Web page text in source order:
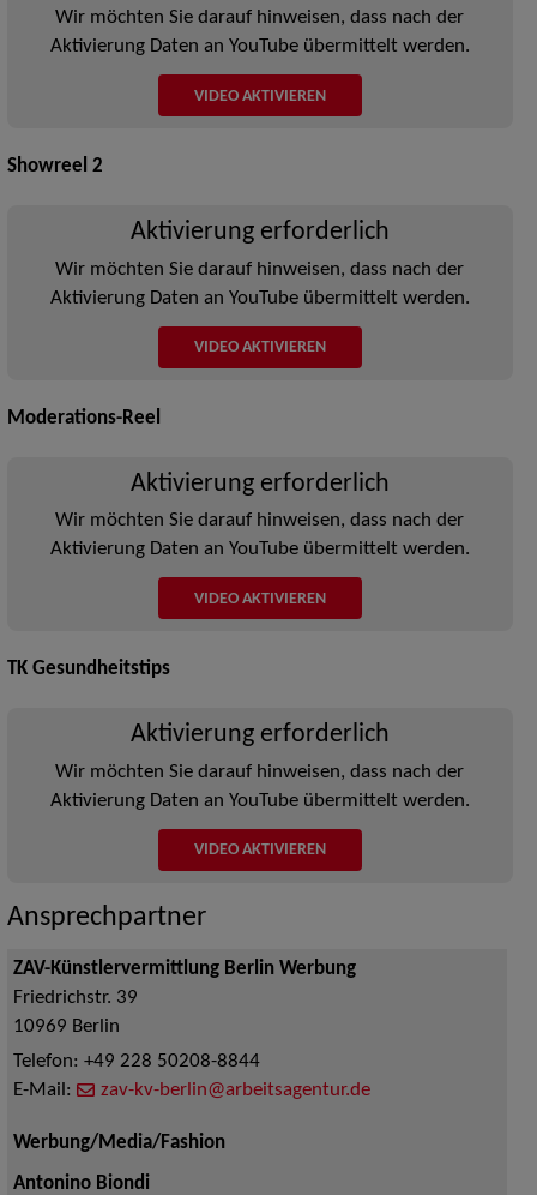
Wir möchten Sie darauf hinweisen, dass nach der
Aktivierung Daten an YouTube übermittelt werden.
VIDEO AKTIVIEREN
Showreel 2
Aktivierung erforderlich
Wir möchten Sie darauf hinweisen, dass nach der
Aktivierung Daten an YouTube übermittelt werden.
VIDEO AKTIVIEREN
Moderations-Reel
Aktivierung erforderlich
Wir möchten Sie darauf hinweisen, dass nach der
Aktivierung Daten an YouTube übermittelt werden.
VIDEO AKTIVIEREN
TK Gesundheitstips
Aktivierung erforderlich
Wir möchten Sie darauf hinweisen, dass nach der
Aktivierung Daten an YouTube übermittelt werden.
VIDEO AKTIVIEREN
Ansprechpartner
ZAV-Künstlervermittlung Berlin Werbung
Friedrichstr. 39
10969 Berlin
Telefon: +49 228 50208-8844
E-Mail:
zav-kv-berlin@arbeitsagentur.de
Werbung/Media/Fashion
Antonino Biondi